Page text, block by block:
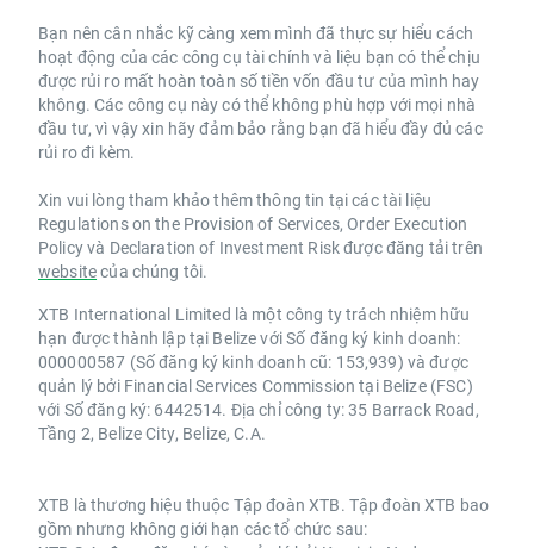
Bạn nên cân nhắc kỹ càng xem mình đã thực sự hiểu cách
hoạt động của các công cụ tài chính và liệu bạn có thể chịu
được rủi ro mất hoàn toàn số tiền vốn đầu tư của mình hay
không. Các công cụ này có thể không phù hợp với mọi nhà
đầu tư, vì vậy xin hãy đảm bảo rằng bạn đã hiểu đầy đủ các
rủi ro đi kèm.
Xin vui lòng tham khảo thêm thông tin tại các tài liệu
Regulations on the Provision of Services, Order Execution
Policy và Declaration of Investment Risk được đăng tải trên
websitecủa chúng tôi.
XTB International Limited là một công ty trách nhiệm hữu
hạn được thành lập tại Belize với Số đăng ký kinh doanh:
000000587 (Số đăng ký kinh doanh cũ: 153,939) và được
quản lý bởi Financial Services Commission tại Belize (FSC)
với Số đăng ký: 6442514. Địa chỉ công ty: 35 Barrack Road,
Tầng 2, Belize City, Belize, C.A.
XTB là thương hiệu thuộc Tập đoàn XTB. Tập đoàn XTB bao
gồm nhưng không giới hạn các tổ chức sau: